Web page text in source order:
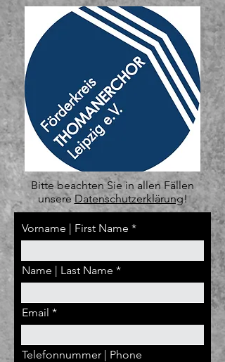
Bitte beachten Sie in allen Fällen
unsere Datenschutzerklärung!
Vorname | First Name
Name | Last Name
Email
Telefonnummer | Phone